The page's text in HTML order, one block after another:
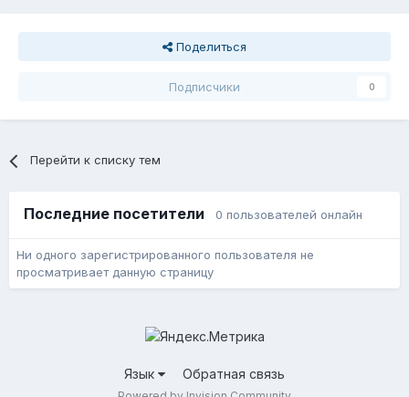
Поделиться
Подписчики 0
Перейти к списку тем
Последние посетители 0 пользователей онлайн
Ни одного зарегистрированного пользователя не
просматривает данную страницу
Язык Обратная связь